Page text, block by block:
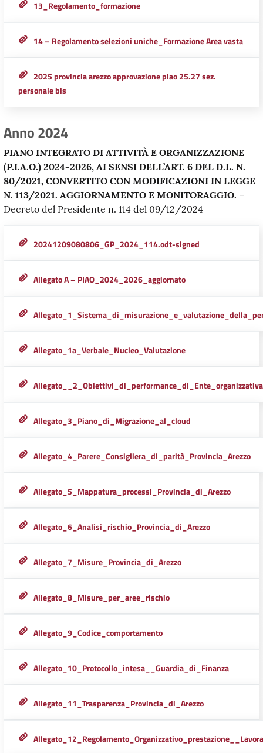
13_Regolamento_formazione
14 – Regolamento selezioni uniche_Formazione Area vasta
2025 provincia arezzo approvazione piao 25.27 sez.
personale bis
Anno 2024
PIANO INTEGRATO DI ATTIVITÀ E ORGANIZZAZIONE
(P.I.A.O.) 2024-2026, AI SENSI DELL’ART. 6 DEL D.L. N.
80/2021, CONVERTITO CON MODIFICAZIONI IN LEGGE
N. 113/2021. AGGIORNAMENTO E MONITORAGGIO. –
Decreto del Presidente n. 114 del 09/12/2024
20241209080806_GP_2024_114.odt-signed
Allegato A – PIAO_2024_2026_aggiornato
Allegato_1a_Verbale_Nucleo_Valutazione
Allegato_3_Piano_di_Migrazione_al_cloud
Allegato_4_Parere_Consigliera_di_parità_Provincia_Arezzo
Allegato_5_Mappatura_processi_Provincia_di_Arezzo
Allegato_6_Analisi_rischio_Provincia_di_Arezzo
Allegato_7_Misure_Provincia_di_Arezzo
Allegato_8_Misure_per_aree_rischio
Allegato_9_Codice_comportamento
Allegato_10_Protocollo_intesa__Guardia_di_Finanza
Allegato_11_Trasparenza_Provincia_di_Arezzo